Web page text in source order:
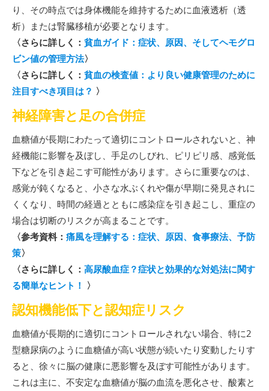
り、その時点では身体機能を維持するために血液透析（透
析）または腎臓移植が必要となります。
〈さらに詳しく： 貧血ガイド：症状、原因、そしてヘモグロ
ビン値の管理方法〉
〈さらに詳しく： 貧血の検査値：より良い健康管理のために
注目すべき項目は？ 〉
神経障害と足の合併症
血糖値が長期にわたって適切にコントロールされないと、神
経機能に影響を及ぼし、手足のしびれ、ピリピリ感、感覚低
下などを引き起こす可能性があります。さらに重要なのは、
感覚が鈍くなると、小さな水ぶくれや傷が早期に発見されに
くくなり、時間の経過とともに感染症を引き起こし、重症の
場合は切断のリスクが高まることです。
〈参考資料： 痛風を理解する：症状、原因、食事療法、予防
策〉
〈さらに詳しく： 高尿酸血症？症状と効果的な対処法に関す
る簡単なヒント！ 〉
認知機能低下と認知症リスク
血糖値が長期的に適切にコントロールされない場合、特に2
型糖尿病のように血糖値が高い状態が続いたり変動したりす
ると、徐々に脳の健康に悪影響を及ぼす可能性があります。
これは主に、不安定な血糖値が脳の血流を悪化させ、酸素と